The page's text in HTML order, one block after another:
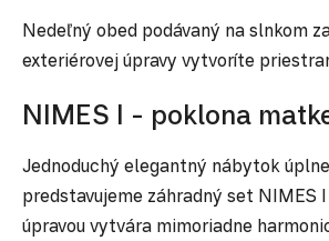
Nedeľný obed podávaný na slnkom
exteriérovej úpravy vytvoríte
NIMES I - poklona
Jednoduchý elegantný nábytok
predstavujeme záhradný set NIMES
úpravou vytvára mimoriadne